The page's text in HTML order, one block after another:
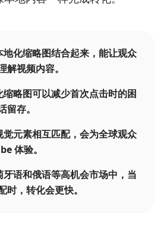
化缩略图结合起来，能让观众
解视频内容。
略图可以减少首次点击时的困
存。
元素相互匹配，会为全球观众
体验。
语和俄语等高机会市场中，当
时，转化会更快。